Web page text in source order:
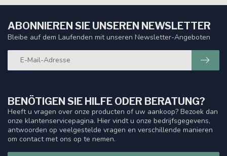
BENÖTIGEN SIE HILFE ODER BERATUNG?
Heeft u vragen over onze producten of uw aankoop? Bezoek dan
onze klantenservicepagina. Hier vindt u onze bedrijfsgegevens,
antwoorden op veelgestelde vragen en verschillende manieren
om contact met ons op te nemen.
ABONNIEREN SIE UNSEREN NEWSLETTER
Bleibe auf dem Laufenden mit unseren Newsletter-Angeboten